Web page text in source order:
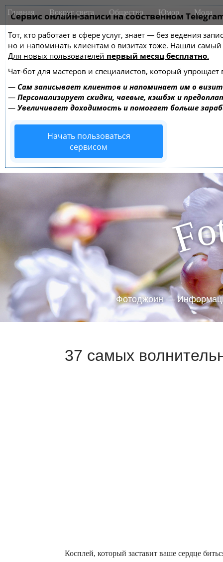
Сервис онлайн-записи на собственном
Тот, кто работает в сфере услуг, знает — без ведения
но и напоминать клиентам о визитах тоже. Нашли
Для новых пользователей первый месяц бесплатно.
Чат-бот для мастеров и специалистов, который упрощает
— Сам записывает клиентов и напоминает им о
— Персонализирует скидки, чаевые, кэшбэк и
— Увеличивает доходимость и помогает больше
Начать пользоваться
сервисом
M
a
n
m
e
n
u
i
Главная Вокруг света Общество Юмор Мода
Fo
Фотоджоин —
37 самых
Косплей, который заставит ваше сердце